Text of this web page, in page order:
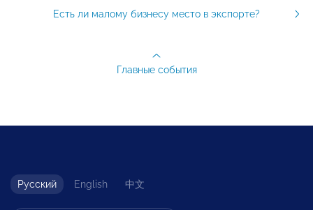
Есть ли малому бизнесу место в экспорте?
Главные события
Русский English 中文